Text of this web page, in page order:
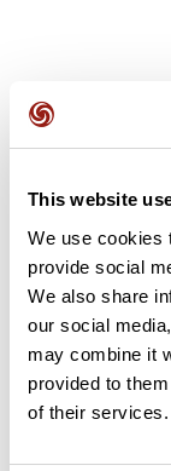
This website
We use cookies
provide social
We also share
our social
may combine it
provided to
of their services.
Découvrez ce